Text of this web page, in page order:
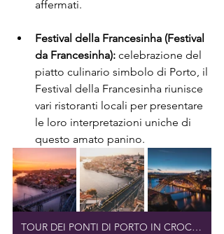
affermati.
Festival della Francesinha (Festival
da Francesinha): celebrazione del
piatto culinario simbolo di Porto, il
Festival della Francesinha riunisce
vari ristoranti locali per presentare
le loro interpretazioni uniche di
questo amato panino.
TOUR DEI PONTI DI PORTO IN CROCIERA